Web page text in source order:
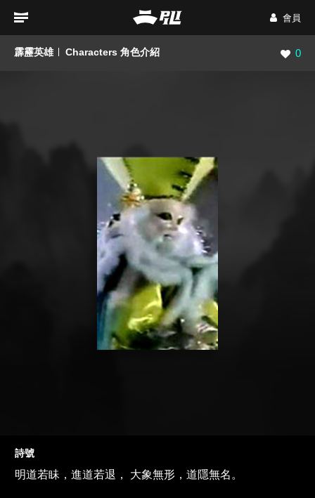
會員
霹靂英雄 Characters 角色介紹 瀏覽
0
詩號
明道若眛，進道若退， 大象無形，道隱無名。